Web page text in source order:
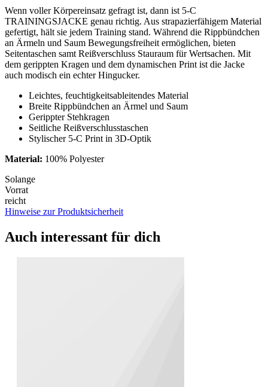
Wenn voller Körpereinsatz gefragt ist, dann ist 5-C
TRAININGSJACKE genau richtig. Aus strapazierfähigem Material
gefertigt, hält sie jedem Training stand. Während die Rippbündchen
an Ärmeln und Saum Bewegungsfreiheit ermöglichen, bieten
Seitentaschen samt Reißverschluss Stauraum für Wertsachen. Mit
dem gerippten Kragen und dem dynamischen Print ist die Jacke
auch modisch ein echter Hingucker.
Leichtes, feuchtigkeitsableitendes Material
Breite Rippbündchen an Ärmel und Saum
Gerippter Stehkragen
Seitliche Reißverschlusstaschen
Stylischer 5-C Print in 3D-Optik
Material: 100% Polyester
Solange
Vorrat
reicht
Hinweise zur Produktsicherheit
Auch interessant für dich